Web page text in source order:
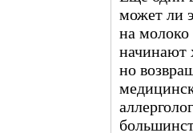
может ли
на молоко
начинают
но